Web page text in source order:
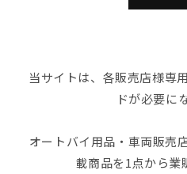
当サイトは、各販売店様専
ドが必要に
オートバイ用品・車両販売
載商品を1点から業